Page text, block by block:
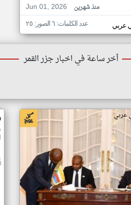
Jun 01, 2026
منذ شهرين
عربي عدد الكلمات: ٦ الصور: ٢٥
أخر ساعة في اخبار جزر القمر
عربي